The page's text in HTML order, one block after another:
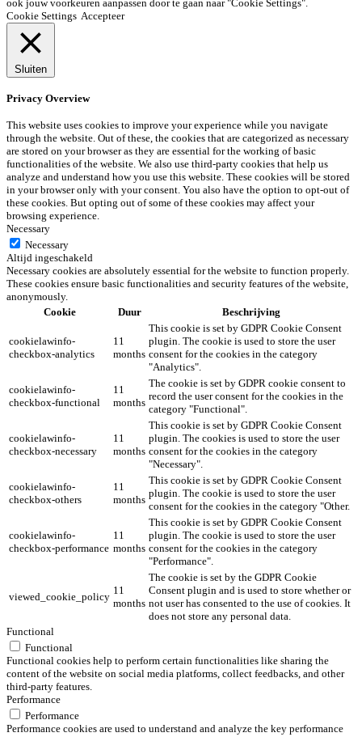
ook jouw voorkeuren aanpassen door te gaan naar "Cookie Settings".
Cookie Settings Accepteer
Sluiten
Privacy Overview
This website uses cookies to improve your experience while you navigate
through the website. Out of these, the cookies that are categorized as necessary
are stored on your browser as they are essential for the working of basic
functionalities of the website. We also use third-party cookies that help us
analyze and understand how you use this website. These cookies will be stored
in your browser only with your consent. You also have the option to opt-out of
these cookies. But opting out of some of these cookies may affect your
browsing experience.
Necessary
Necessary
Altijd ingeschakeld
Necessary cookies are absolutely essential for the website to function properly.
These cookies ensure basic functionalities and security features of the website,
anonymously.
Cookie
Duur Beschrijving
cookielawinfo-
checkbox-analytics
11
months
This cookie is set by GDPR Cookie Consent
plugin. The cookie is used to store the user
consent for the cookies in the category
"Analytics".
cookielawinfo-
checkbox-functional
11
months
The cookie is set by GDPR cookie consent to
record the user consent for the cookies in the
category "Functional".
cookielawinfo-
checkbox-necessary
11
months
This cookie is set by GDPR Cookie Consent
plugin. The cookies is used to store the user
consent for the cookies in the category
"Necessary".
cookielawinfo-
checkbox-others
11
months
This cookie is set by GDPR Cookie Consent
plugin. The cookie is used to store the user
consent for the cookies in the category "Other.
cookielawinfo-
checkbox-performance
11
months
This cookie is set by GDPR Cookie Consent
plugin. The cookie is used to store the user
consent for the cookies in the category
"Performance".
viewed_cookie_policy
11
months
The cookie is set by the GDPR Cookie
Consent plugin and is used to store whether or
not user has consented to the use of cookies. It
does not store any personal data.
Functional
Functional
Functional cookies help to perform certain functionalities like sharing the
content of the website on social media platforms, collect feedbacks, and other
third-party features.
Performance
Performance
Performance cookies are used to understand and analyze the key performance